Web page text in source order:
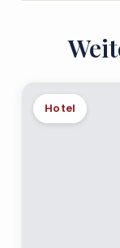
Hotel